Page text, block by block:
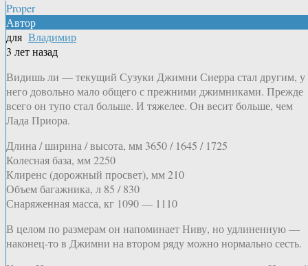
Proper
Автор
для Владимир
3 лет назад
Видишь ли — текущий Сузуки Джимни Сиерра стал другим, у
него довольно мало общего с прежними джимниками. Прежде
всего он тупо стал больше. И тяжелее. Он весит больше, чем
Лада Приора.
Длина / ширина / высота, мм 3650 / 1645 / 1725
Колесная база, мм 2250
Клиренс (дорожный просвет), мм 210
Объем багажника, л 85 / 830
Снаряженная масса, кг 1090 — 1110
В целом по размерам он напоминает Ниву, но удлиненную —
наконец-то в Джимни на втором ряду можно нормально сесть.